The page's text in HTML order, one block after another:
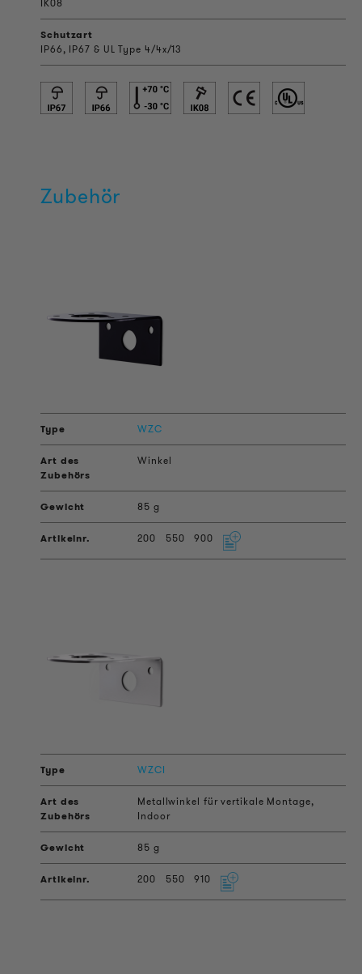
IK08
Schutzart
IP66, IP67 & UL Type 4/4x/13
Zubehör
WZC
Winkel
85 g
200 550 900
WZCI
Metallwinkel für vertikale Montage,
Indoor
85 g
200 550 910